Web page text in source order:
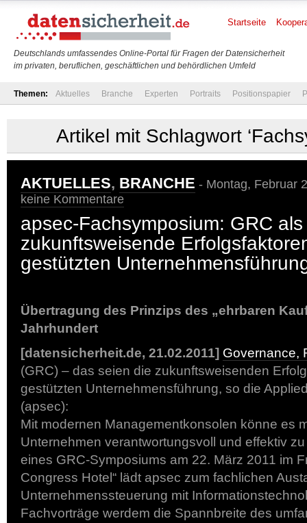
Deutschlands umfassendes Online-Portal für Fragen der Datensicherheit
im privaten, beruflichen, geschäftlichen und behördlichen Umfeld
Startseite
Themen: Aktuelles Branche Experten Portraits Positionspapier
Artikel mit Schlagwort
AKTUELLES, BRANCHE - Montag, Februar
keine Kommentare
apsec-Fachsymposium: GRC als
zukunftsweisende
gestützten
Übertragung des Prinzips des „ehrbaren
Jahrhundert
[datensicherheit.de, 21.02.2011] Governance,
(GRC) – das seien die zukunftsweisenden
gestützten Unternehmensführung, so die
(apsec):
Mit modernen Managementkonsolen könne es
Unternehmen verantwortungsvoll und effektiv
eines GRC-Symposiums am 22. März 2011 im
Congress Hotel“ lädt apsec zum fachlichen
Unternehmenssteuerung mit
Fachvorträge werdem die Spannbreite des